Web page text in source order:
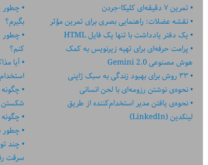
تمرین ۷ دقیقه‌ای کلیکا-جردن
نقشه عضلات: راهنمایی بصری برای تمرین مؤثر
یک دفتر یادداشت با تنها یک فایل HTML
پرامت حرفه‌ای برای تهیه زیرنویس به کمک
هوش مصنوعی Gemini 2.0
۳۳ روش برای بهبود زندگی به سبک ژاپنی
نحوه‌ی نوشتن رزومه‌ای با لحن انسانی
نحوه‌ی یافتن مدیر استخدام‌کننده از طریق
لینکدین (LinkedIn)
چطور
بگیرم؟
چطور
کنم؟
آیا
شکستن
چطور
چند
سرقت